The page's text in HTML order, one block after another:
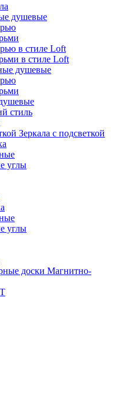
душевые
в стиле Loft
в стиле Loft
душевые
стиль
Зеркала с подсветкой
углы
углы
Магнитно-